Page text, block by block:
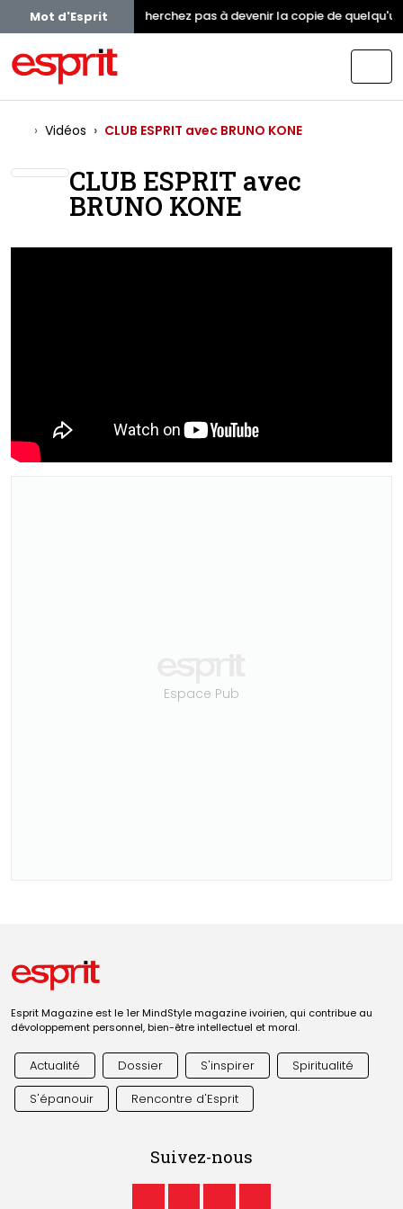
Mot d'Esprit Ne cherchez pas à devenir la copie de
Vidéos CLUB ESPRIT avec BRUNO KONE
CLUB ESPRIT avec
BRUNO KONE
Espace Pub
Esprit Magazine est le 1er MindStyle magazine ivoirien, qui contribue au
dévoloppement personnel, bien-être intellectuel et moral.
Actualité Dossier S'inspirer
Spiritualité
S'épanouir
Rencontre d'Esprit
Suivez-nous